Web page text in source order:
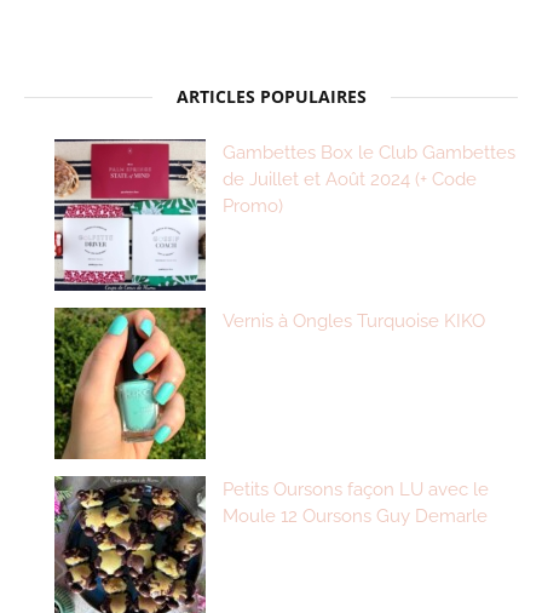
ARTICLES POPULAIRES
Gambettes Box le Club Gambettes
de Juillet et Août 2024 (+ Code
Promo)
Vernis à Ongles Turquoise KIKO
Petits Oursons façon LU avec le
Moule 12 Oursons Guy Demarle